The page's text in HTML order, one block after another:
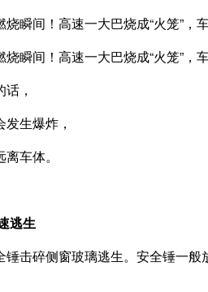
，
生爆炸，
车体。
逃生
锤击碎侧窗玻璃逃生。安全锤一